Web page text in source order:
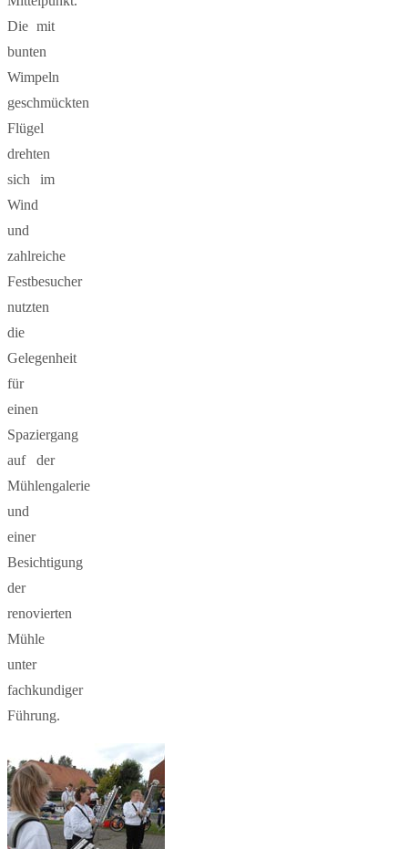
Die mit
bunten
Wimpeln
geschmückten
Flügel
drehten
sich im
Wind
und
zahlreiche
Festbesucher
nutzten
die
Gelegenheit
für
einen
Spaziergang
auf der
Mühlengalerie
und
einer
Besichtigung
der
renovierten
Mühle
unter
fachkundiger
Führung.